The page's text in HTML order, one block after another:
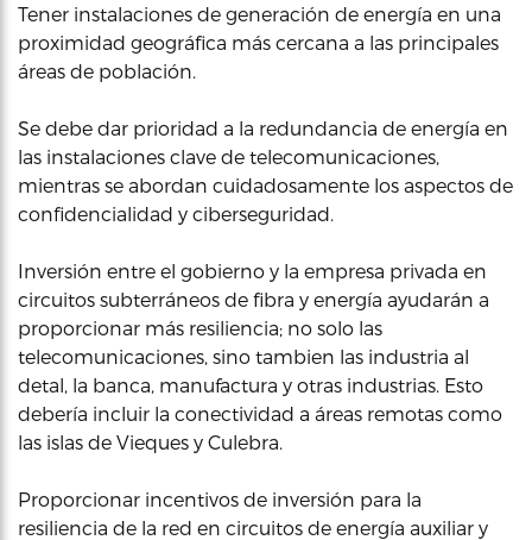
Tener instalaciones de generación de energía en una
proximidad geográfica más cercana a las principales
áreas de población.
Se debe dar prioridad a la redundancia de energía en
las instalaciones clave de telecomunicaciones,
mientras se abordan cuidadosamente los aspectos de
confidencialidad y ciberseguridad.
Inversión entre el gobierno y la empresa privada en
circuitos subterráneos de fibra y energía ayudarán a
proporcionar más resiliencia; no solo las
telecomunicaciones, sino tambien las industria al
detal, la banca, manufactura y otras industrias. Esto
debería incluir la conectividad a áreas remotas como
las islas de Vieques y Culebra.
Proporcionar incentivos de inversión para la
resiliencia de la red en circuitos de energía auxiliar y